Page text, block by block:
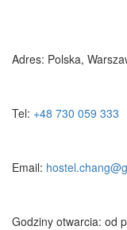
Adres: Polska,
Tel: +48 730 059 333
Email:
Godziny otwarcia: od